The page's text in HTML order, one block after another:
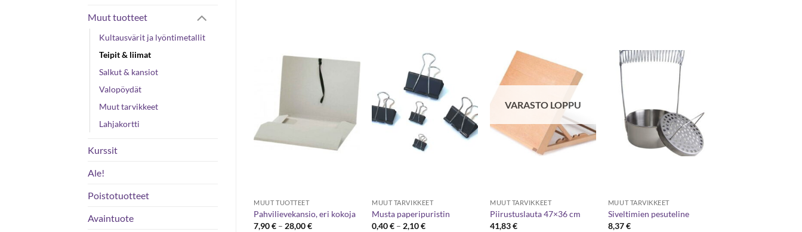
Muut tuotteet
Kultausvärit ja lyöntimetallit
Teipit & liimat
Salkut & kansiot
Valopöydät
Muut tarvikkeet
Lahjakortti
Kurssit
Ale!
Poistotuotteet
Avaintuote
MUUT TUOTTEET
Pahvilievekansio, eri kokoja
7,90€ – 28,00€Hintaluokka:
MUUT TARVIKKEET
Musta paperipuristin
0,40€ – 2,10€Hintaluokka:
VARASTO LOPPU
MUUT TARVIKKEET
Piirustuslauta 47×36 cm
41,83€
MUUT TARVIKKEET
Siveltimien pesuteline
8,37€
VARASTO LOPPU
Mallinukke mies tai nainen
VARASTO LOPPU